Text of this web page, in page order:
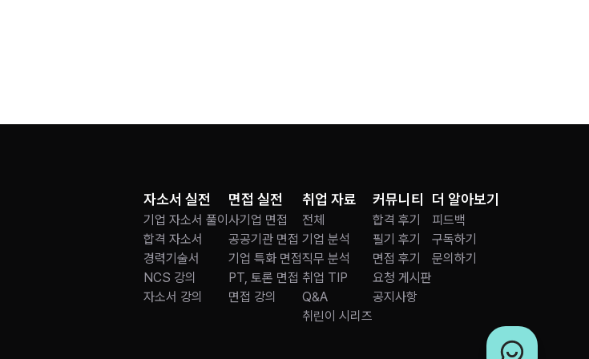
자소서 실전
기업 자소서 풀이
합격 자소서
경력기술서
NCS 강의
자소서 강의
면접 실전
사기업 면접
공공기관 면접
기업 특화 면접
PT, 토론 면접
면접 강의
취업 자료
전체
기업 분석
직무 분석
취업 TIP
Q&A
취린이 시리즈
커뮤니티
합격 후기
필기 후기
면접 후기
요청 게시판
공지사항
더 알아보기
피드백
구독하기
문의하기